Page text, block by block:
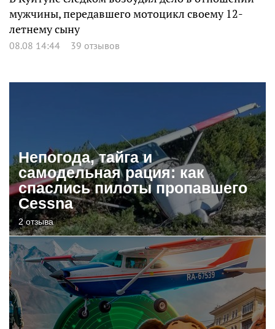
мужчины, передавшего мотоцикл своему 12-
летнему сыну
08.08 14:44 39 отзывов
Непогода, тайга и
самодельная рация: как
спаслись пилоты пропавшего
Cessna
2 отзыва